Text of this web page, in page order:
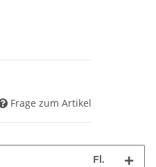
Frage zum Artikel
Fl.